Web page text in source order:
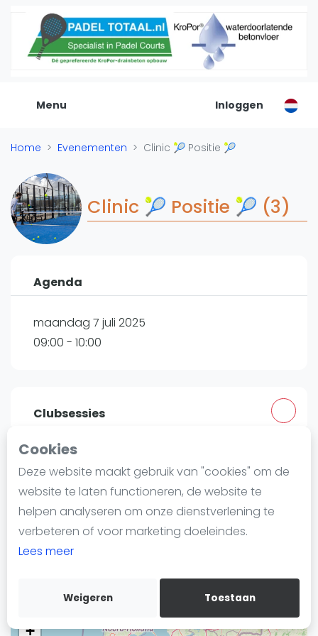
Cookies
Deze website maakt gebruik van "cookies" om de
website te laten functioneren, de website te
helpen analyseren om onze dienstverlening te
verbeteren of voor marketing doeleindes.
Lees meer
Weigeren Toestaan
Menu
De Padel Gids
Alle padel locaties
Organisatie
Banenbouwers
Overige categorien
Reserveringssystemen
Padelscholen
Toevoegen data
Padel
Nieuws
Blog artikelen
Overige
Informatie
Over ons
Contact
Adverteren
Insights
WhatsApp
Join WhatsApp Community
Inloggen
Home Evenementen Clinic 🎾 Positie 🎾
Clinic 🎾 Positie 🎾 (3)
Agenda
maandag 7 juli 2025
09:00 - 10:00
Clubsessies
Peakz Padel Eindhoven Beursgebouw |
Eindhoven
Lardinoisstraat 8
5611 ZZEindhoven
Routebeschrijving
peakzpadel.nl
+